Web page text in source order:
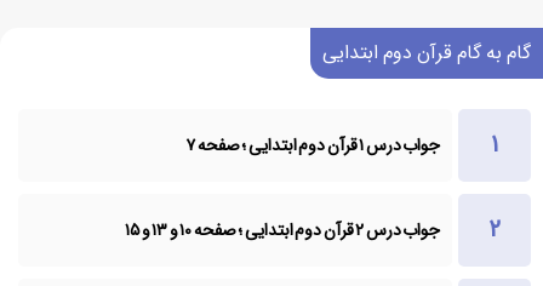
گام به گام قرآن دوم ابتدایی
جواب درس ۱ قرآن دوم ابتدایی ؛ صفحه ۷
جواب درس ۲ قرآن دوم ابتدایی ؛ صفحه ۱۰ و ۱۳ و ۱۵